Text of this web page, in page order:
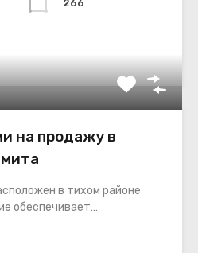
266
на продажу в
в тихом районе
обеспечивает…